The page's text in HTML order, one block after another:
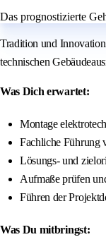
Das prognostizierte
Tradition und
technischen
Was Dich erwartet:
Montage
Fachliche Führung
Lösungs- und
Aufmaße prüfen
Führen der
Was Du mitbringst: